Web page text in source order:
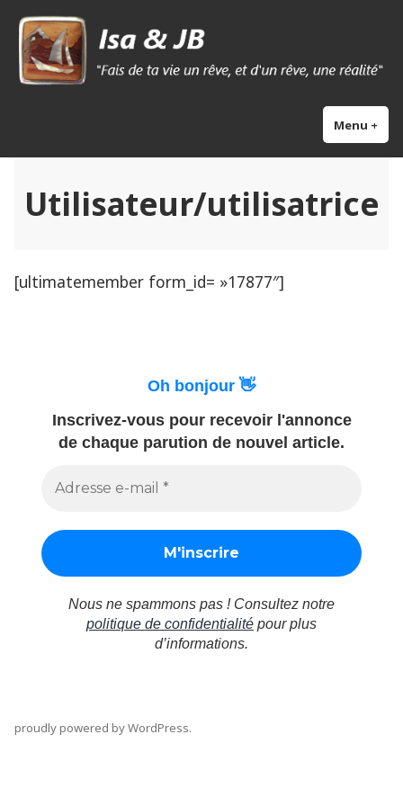
Skip
content
Isa & Jb blog
Menu +
Utilisateur/utilisatrice
[ultimatemember form_id= »17877″]
Oh bonjour 👋
Inscrivez-vous pour recevoir l'annonce
de chaque parution de nouvel article.
Nous ne spammons pas ! Consultez notre
politique de confidentialité pour plus
d’informations.
proudly powered by WordPress.